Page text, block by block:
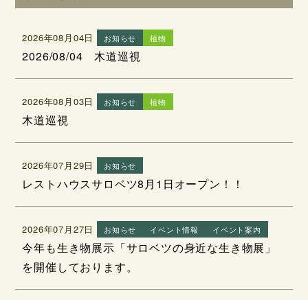
2026年08月04日 お知らせ 植物
2026/08/04 木道巡視
2026年08月03日 お知らせ 植物
木道巡視
2026年07月29日 お知らせ
レストハウスサロベツ8月1日オープン！！
2026年07月27日 お知らせ イベント情報 イベント案内
今年も生き物展示「サロベツの身近な生き物展」
を開催しております。